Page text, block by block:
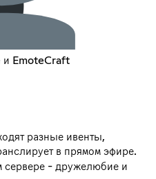
и EmoteCraft
разные ивенты,
в прямом эфире.
сервере - дружелюбие и